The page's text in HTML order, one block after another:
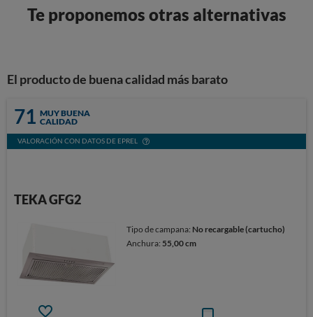
Te proponemos otras alternativas
El producto de buena calidad más barato
71 MUY BUENA
CALIDAD
VALORACIÓN CON DATOS DE EPREL
TEKA GFG2
Tipo de campana: No recargable (cartucho)
Anchura: 55,00 cm